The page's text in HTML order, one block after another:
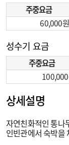
주중요금
60,000
성수기 요금
주중요금
100,000
상세설명
자연친화적인 통나
인빈관에서 숙박을